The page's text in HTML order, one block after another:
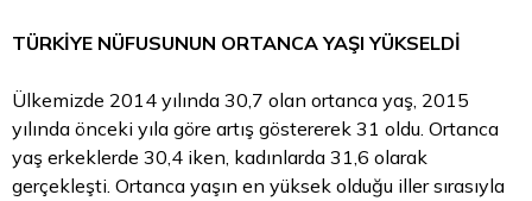
TÜRKİYE NÜFUSUNUN ORTANCA YAŞI YÜKSELDİ
Ülkemizde 2014 yılında 30,7 olan ortanca yaş, 2015
yılında önceki yıla göre artış göstererek 31 oldu. Ortanca
yaş erkeklerde 30,4 iken, kadınlarda 31,6 olarak
gerçekleşti. Ortanca yaşın en yüksek olduğu iller sırasıyla